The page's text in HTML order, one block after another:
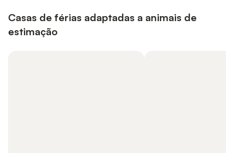
Casas de férias adaptadas a animais de
estimação